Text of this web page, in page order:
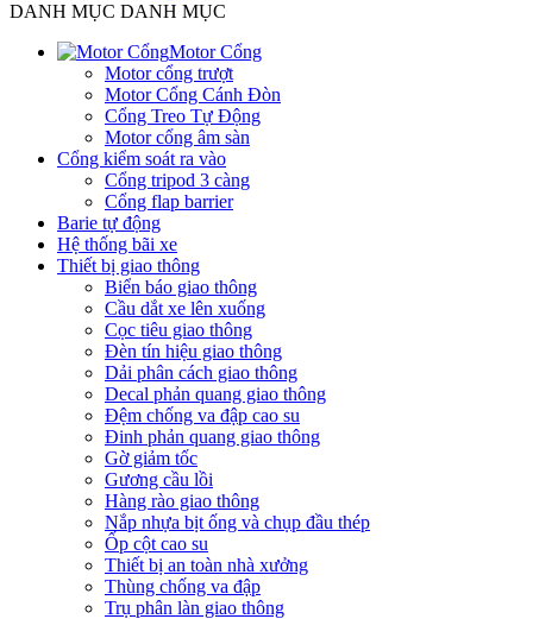
DANH MỤC DANH MỤC
Motor Cổng
Motor cổng trượt
Motor Cổng Cánh Đòn
Cổng Treo Tự Động
Motor cổng âm sàn
Cổng kiểm soát ra vào
Cổng tripod 3 càng
Cổng flap barrier
Barie tự động
Hệ thống bãi xe
Thiết bị giao thông
Biển báo giao thông
Cầu dắt xe lên xuống
Cọc tiêu giao thông
Đèn tín hiệu giao thông
Dải phân cách giao thông
Decal phản quang giao thông
Đệm chống va đập cao su
Đinh phản quang giao thông
Gờ giảm tốc
Gương cầu lồi
Hàng rào giao thông
Nắp nhựa bịt ống và chụp đầu thép
Ốp cột cao su
Thiết bị an toàn nhà xưởng
Thùng chống va đập
Trụ phân làn giao thông